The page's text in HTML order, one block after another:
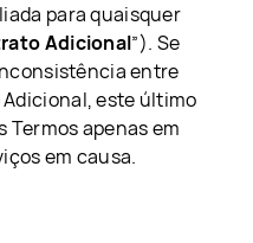
para quaisquer
Adicional”). Se
entre
este último
apenas em
em causa.